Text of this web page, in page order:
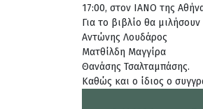
17:00, στον ΙΑΝΟ της
Για το βιβλίο θα
Αντώνης Λουδάρος
Ματθίλδη Μαγγίρα
Θανάσης Τσαλταμπάσης.
Καθώς και ο ίδιος ο